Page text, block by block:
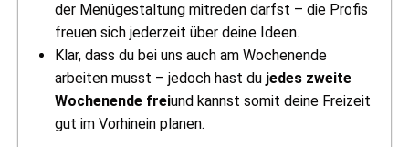
der Menügestaltung mitreden darfst – die Profis
freuen sich jederzeit über deine Ideen.
Klar, dass du bei uns auch am Wochenende
arbeiten musst – jedoch hast du jedes zweite
Wochenende freiund kannst somit deine Freizeit
gut im Vorhinein planen.